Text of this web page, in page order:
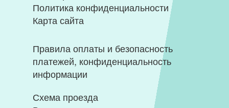
Политика конфиденциальности
Карта сайта
Правила оплаты и безопасность
платежей, конфиденциальность
информации
Схема проезда